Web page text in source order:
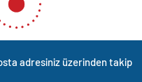
adresiniz üzerinden takip